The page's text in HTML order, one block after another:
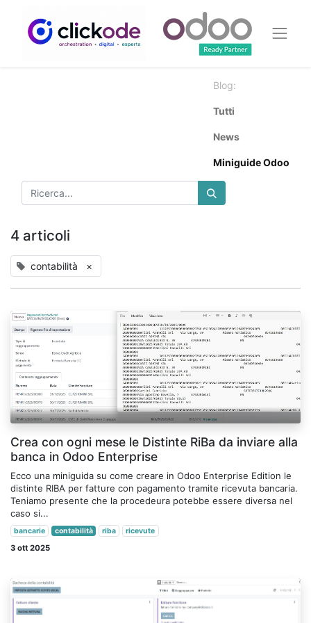
Blog:
Tutti
News
Miniguide Odoo
4 articoli
contabilità ×
Crea con ogni mese le Distinte RiBa da inviare alla
banca in Odoo Enterprise
Ecco una miniguida su come creare in Odoo Enterprise Edition le
distinte RIBA per fatture con pagamento tramite ricevuta bancaria.
Teniamo presente che la procedeura potebbe essere diversa nel
caso si...
bancarie contabilità riba ricevute
3 ott 2025